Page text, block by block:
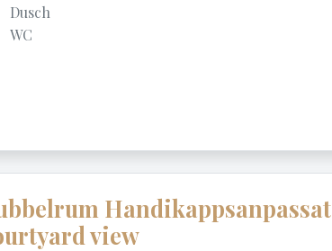
Dusch
WC
Handikappsanpassat
view